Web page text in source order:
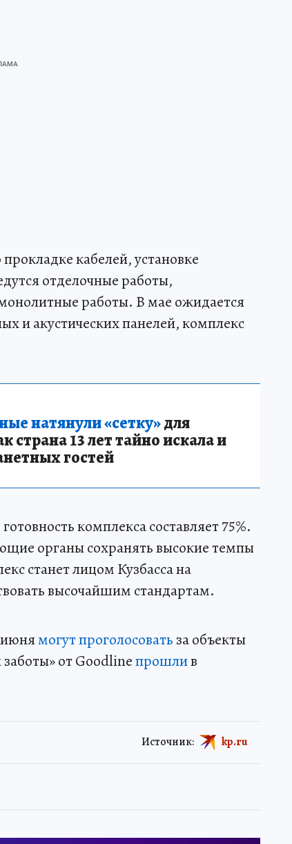
кабелей, установке
отделочные работы,
работы. В мае ожидается
и акустических панелей, комплекс
натянули «сетку»для
страна 13 лет тайно искала и
гостей
комплекса составляет 75%.
органы сохранять высокие темпы
станет лицом Кузбасса на
высочайшим стандартам.
июнямогут проголосовать за объекты
от Goodlineпрошлив
Источник: kp.ru